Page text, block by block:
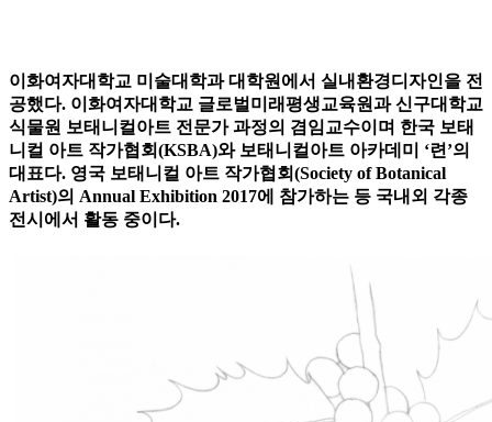
이화여자대학교 미술대학과 대학원에서 실내환경디자인을 전
공했다. 이화여자대학교 글로벌미래평생교육원과 신구대학교
식물원 보태니컬아트 전문가 과정의 겸임교수이며 한국 보태
니컬 아트 작가협회(KSBA)와 보태니컬아트 아카데미 ‘련’의
대표다. 영국 보태니컬 아트 작가협회(Society of Botanical
Artist)의 Annual Exhibition 2017에 참가하는 등 국내외 각종
전시에서 활동 중이다.